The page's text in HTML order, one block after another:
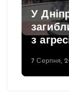
У
з
7 Серпня,